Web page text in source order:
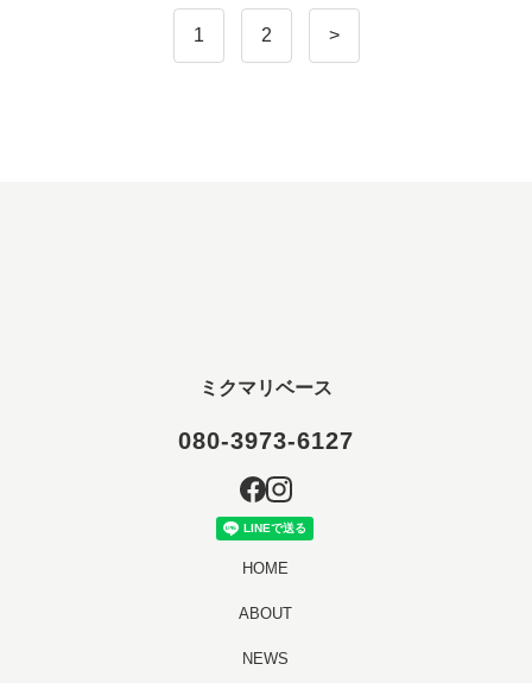
1 2 >
ミクマリベース
080-3973-6127
HOME
ABOUT
NEWS